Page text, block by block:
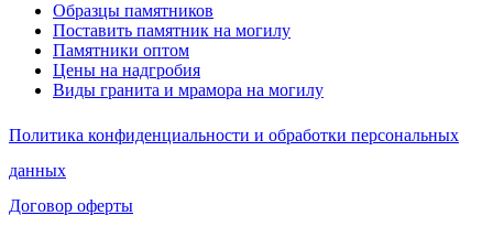
Образцы памятников
Поставить памятник на могилу
Памятники оптом
Цены на надгробия
Виды гранита и мрамора на могилу
Политика конфиденциальности и обработки персональных
данных
Договор оферты